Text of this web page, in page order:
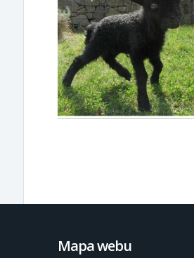
Mapa webu